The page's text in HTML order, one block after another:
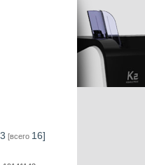
[всего 16]